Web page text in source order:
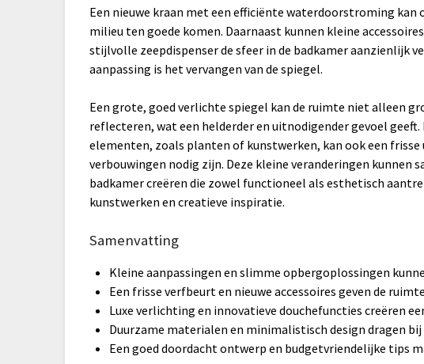
Een nieuwe kraan met een efficiënte waterdoorstroming
milieu ten goede komen. Daarnaast kunnen kleine
stijlvolle zeepdispenser de sfeer in de badkamer aanzienlijk
aanpassing is het vervangen van de spiegel.
Een grote, goed verlichte spiegel kan de ruimte niet alleen
reflecteren, wat een helderder en uitnodigender gevoel
elementen, zoals planten of kunstwerken, kan ook een
verbouwingen nodig zijn. Deze kleine veranderingen kunnen
badkamer creëren die zowel functioneel als esthetisch
kunstwerken en creatieve inspiratie.
Samenvatting
Kleine aanpassingen en slimme opbergoplossingen
Een frisse verfbeurt en nieuwe accessoires geven de
Luxe verlichting en innovatieve douchefuncties creëren
Duurzame materialen en minimalistisch design dragen
Een goed doordacht ontwerp en budgetvriendelijke tips